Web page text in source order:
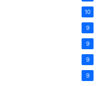
10
9
9
9
9